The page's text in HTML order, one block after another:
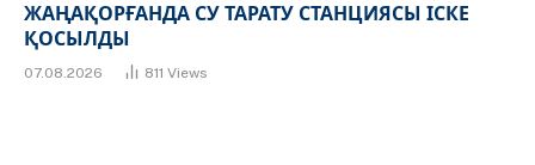
ЖАҢАҚОРҒАНДА СУ ТАРАТУ СТАНЦИЯСЫ ІСКЕ
ҚОСЫЛДЫ
07.08.2026 811 Views